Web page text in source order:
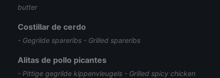
butter
Costillar de cerdo
- Gegrilde spareribs - Grilled spareribs
Alitas de pollo picantes
- Pittige gegrilde kippenvleugels - Grilled spicy chicken